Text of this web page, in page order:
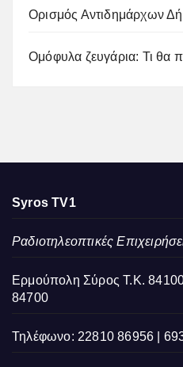
Ορισμός Αντιδημάρχων
Ομόφυλα ζευγάρια: Τι θα
Syros TV1
Ραδιοτηλεοπτικές
Ερμούπολη Σύρος Τ.Κ.
84700
Τηλέφωνο: 22810 86956 |